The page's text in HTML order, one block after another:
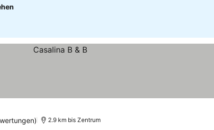
2.9 km bis Zentrum